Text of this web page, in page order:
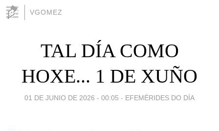
VGOMEZ
TAL DÍA COMO
HOXE... 1 DE XUÑO
01 DE JUNIO DE 2026 - 00:05 - EFEMÉRIDES DO DÍA